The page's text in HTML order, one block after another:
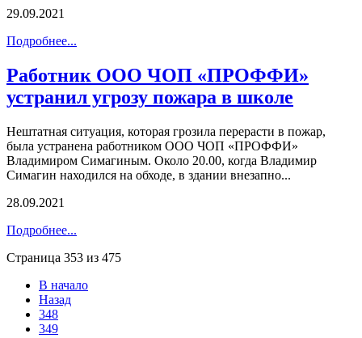
29.09.2021
Подробнее...
Работник ООО ЧОП «ПРОФФИ»
устранил угрозу пожара в школе
Нештатная ситуация, которая грозила перерасти в пожар,
была устранена работником ООО ЧОП «ПРОФФИ»
Владимиром Симагиным. Около 20.00, когда Владимир
Симагин находился на обходе, в здании внезапно...
28.09.2021
Подробнее...
Страница 353 из 475
В начало
Назад
348
349